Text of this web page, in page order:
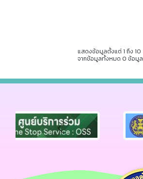
แสดงข้อมูลตั้งแต่ 1 ถึง 10
จากข้อมูลทั้งหมด 0 ข้อมูล
Previous